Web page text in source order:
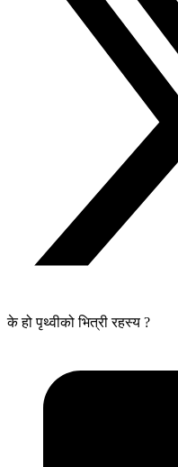
के हो पृथ्वीको भित्री रहस्य ?